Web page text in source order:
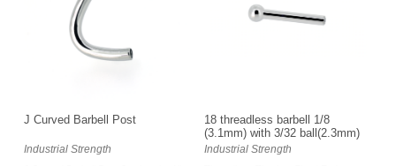
J Curved Barbell Post
Industrial Strength
18 threadless barbell 1/8
(3.1mm) with 3/32 ball(2.3mm)
Industrial Strength